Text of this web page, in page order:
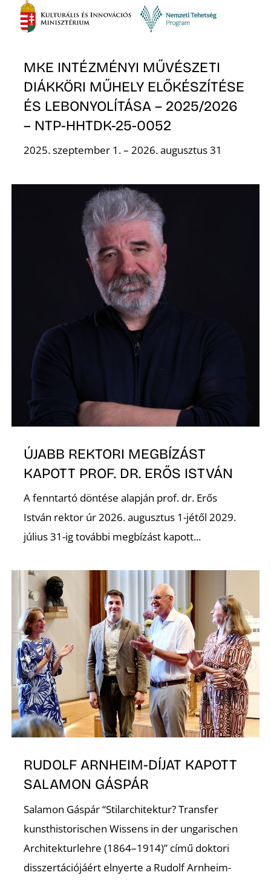
MKE INTÉZMÉNYI MŰVÉSZETI
DIÁKKÖRI MŰHELY ELŐKÉSZÍTÉSE
ÉS LEBONYOLÍTÁSA – 2025/2026
– NTP-HHTDK-25-0052
2025. szeptember 1. – 2026. augusztus 31
ÚJABB REKTORI MEGBÍZÁST
KAPOTT PROF. DR. ERŐS ISTVÁN
A fenntartó döntése alapján prof. dr. Erős
István rektor úr 2026. augusztus 1-jétől 2029.
július 31-ig további megbízást kapott...
RUDOLF ARNHEIM-DÍJAT KAPOTT
SALAMON GÁSPÁR
Salamon Gáspár “Stilarchitektur? Transfer
kunsthistorischen Wissens in der ungarischen
Architekturlehre (1864–1914)” című doktori
disszertációjáért elnyerte a Rudolf Arnheim-